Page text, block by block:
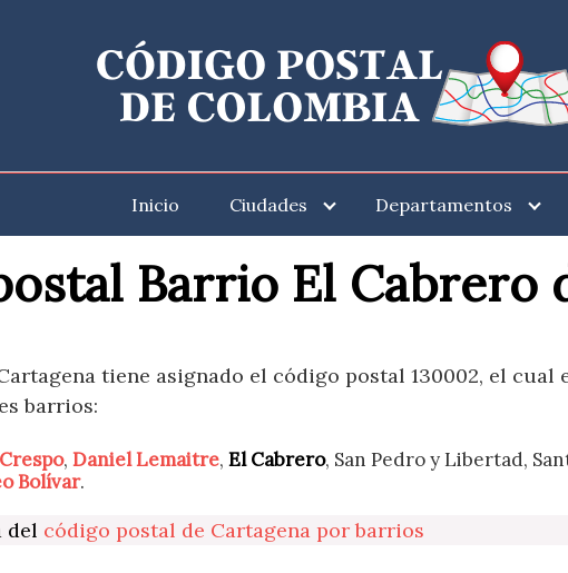
Inicio Ciudades Departamentos
Barrio El Cabrero
tiene asignado el código postal 130002, el cual
barrios:
Crespo, Daniel Lemaitre, El Cabrero, San Pedro y Libertad,
Bolívar.
del código postal de Cartagena por barrios